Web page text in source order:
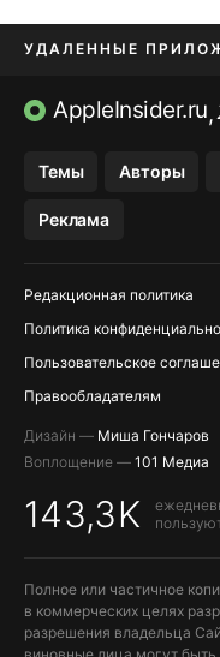
УДАЛЕННЫЕ
ПРИЛОЖЕНИЯ БЕЗ APP
AppleInsider.ru,
Темы Авторы
Реклама
Редакционная политика
Политика
Пользовательское
Правообладателям
Дизайн — Миша Гончаров
Воплощение — 101 Медиа
143,3K
Полное или частичное
в коммерческих целях
разрешения владельца